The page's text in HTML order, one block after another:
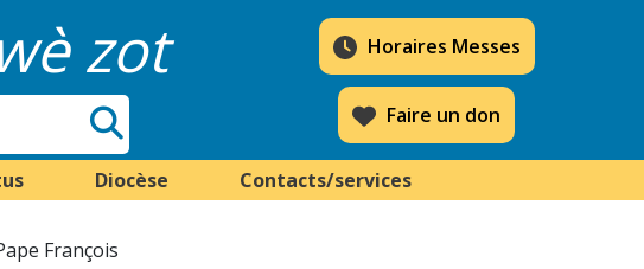
zot Horaires Messes
Faire un don
Diocèse Contacts/services
François